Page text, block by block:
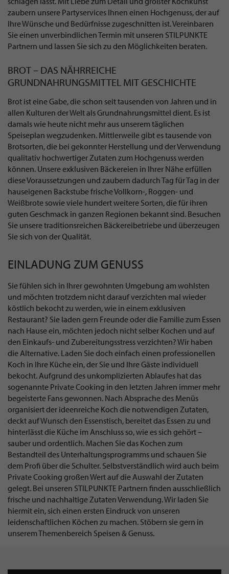
zaubern unsere Partyservices Ihnen einen Hochgenuss, der auf
Ihre Wünsche und Bedürfnisse zugeschnitten ist. Vereinbaren
Sie einen unverbindlichen Termin mit unseren STILPUNKTE
Partnern und lassen Sie sich zu den Möglichkeiten beraten.
BROT – DAS NÄHRREICHE
GRUNDNAHRUNGSMITTEL MIT GESCHICHTE
Brot ist eine Gabe, die schon seit tausenden von Jahren und in
allen Kulturen der Welt als Grundnahrungsmittel dient. Es ist
damals wie heute nicht mehr aus unserem täglichen
Speiseplan wegzudenken. Mittlerweile gibt es tausende von
Brotsorten, die bei gekonnter Herstellung und der Verwendung
qualitativ hochwertiger Zutaten zum Hochgenuss werden
können. Unsere exklusiven Bäckereien in Ihrer Nähe erfüllen
diese Voraussetzungen und zaubern dadurch Tag für Tag in der
hauseigenen Backstube frische Vollkorn-, Roggen- und
Weißbrote sowie viele hundert weitere Sorten, die für ihren
guten Geschmack in ganzen Regionen bekannt sind. Besuchen
Sie unsere traditionsreichen Bäckereibetriebe und überzeugen
Sie sich von der Qualität.
EINLADUNG ZUM GENUSS
Sie fühlen sich in Ihrer gewohnten Umgebung am wohlsten
und möchten trotzdem nicht darauf verzichten mal wieder
köstlich bekocht zu werden, wie in einem exklusiven
Restaurant? Sie laden gern Freunde oder die Familie zum Essen
nach Hause ein, möchten jedoch nicht selber Kochen und auf
den Einkaufs- und Zubereitungsstress verzichten? Wir haben
die Alternative. Laden Sie doch einfach einen professionellen
Koch in Ihre Küche ein, der Sie und Ihre Gäste individuell
bekocht. Aufgrund des unkomplizierten Ablaufes hat das
sogenannte Private Cooking in den letzten Jahren immer mehr
begeisterte Fans gewonnen. Nach Absprache des Menüs
organisiert der ideenreiche Koch die notwendigen Zutaten,
deckt auf Wunsch den Essenstisch, bereitet das Essen zu und
hinterlässt die Küche im Anschluss so, wie es sich gehört –
sauber und ordentlich. Machen Sie das Kochen zum
Bestandteil des Unterhaltungsprogramms und schauen Sie
dem Profi über die Schulter. Selbstverständlich wird auch beim
Private Cooking großen Wert auf die Auswahl der Zutaten
gelegt. Bei unseren STILPUNKTE Partnern finden ausschließlich
frische und nachhaltige Zutaten Verwendung. Wir laden Sie
hiermit ein, sich einen ersten Eindruck von unseren
leidenschaftlichen Köchen zu machen. Stöbern sie gern in
unserem Themenbereich Speisen & Genuss.